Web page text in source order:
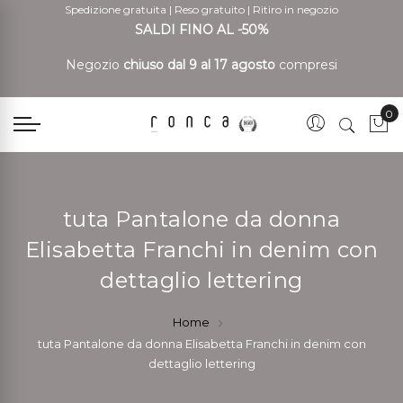
Spedizione gratuita | Reso gratuito | Ritiro in negozio
SALDI FINO AL -50%
Negozio chiuso dal 9 al 17 agosto compresi
0
tuta Pantalone da donna
Elisabetta Franchi in denim con
dettaglio lettering
Home
tuta Pantalone da donna Elisabetta Franchi in denim con
dettaglio lettering